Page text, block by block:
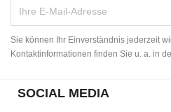
Sie können Ihr Einverständnis jederzeit
Kontaktinformationen finden Sie u. a. in
SOCIAL MEDIA